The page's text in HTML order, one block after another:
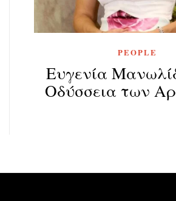
PEOPLE
Ευγενία
Οδύσσεια των